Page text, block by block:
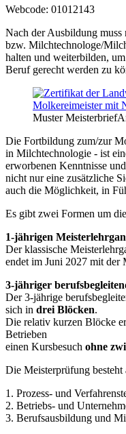
Webcode: 01012143
Nach der Ausbildung
bzw. Milchtechnologe/
halten und weiterbilden,
Beruf gerecht werden zu
Muster Meisterbrief
Die Fortbildung zum/zur
in Milchtechnologie - ist
erworbenen Kenntnisse
nicht nur eine zusätzliche
auch die Möglichkeit, in
Es gibt zwei Formen um
1-jährigen
Der klassische
endet im Juni 2027 mit der
3-jähriger
Der 3-jährige
sich in drei Blöcken.
Die relativ kurzen Blöcke
Betrieben
einen Kursbesuch ohne
Die Meisterprüfung besteht
1. Prozess- und
2. Betriebs- und
3. Berufsausbildung und